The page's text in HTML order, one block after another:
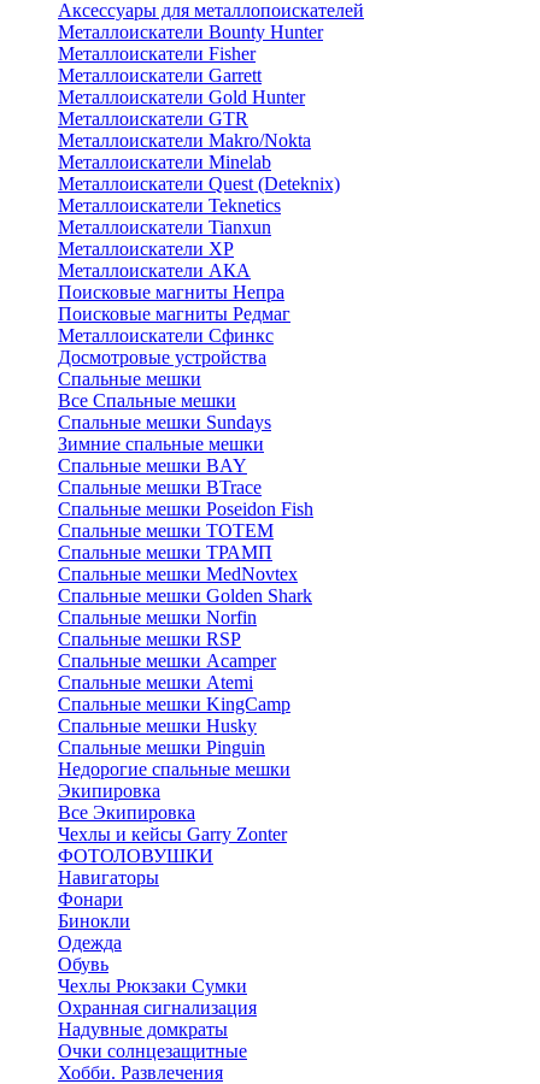
Аксессуары для металлопоискателей
Металлоискатели Bounty Hunter
Металлоискатели Fisher
Металлоискатели Garrett
Металлоискатели Gold Hunter
Металлоискатели GTR
Металлоискатели Makro/Nokta
Металлоискатели Minelab
Металлоискатели Quest (Deteknix)
Металлоискатели Teknetics
Металлоискатели Tianxun
Металлоискатели XP
Металлоискатели АКА
Поисковые магниты Непра
Поисковые магниты Редмаг
Металлоискатели Сфинкс
Досмотровые устройства
Спальные мешки
Все Спальные мешки
Спальные мешки Sundays
Зимние спальные мешки
Спальные мешки BAY
Спальные мешки BTrace
Спальные мешки Poseidon Fish
Спальные мешки ТОТЕМ
Спальные мешки ТРАМП
Cпальные мешки MedNovtex
Спальные мешки Golden Shark
Спальные мешки Norfin
Спальные мешки RSP
Спальные мешки Acamper
Спальные мешки Atemi
Спальные мешки KingCamp
Спальные мешки Husky
Спальные мешки Pinguin
Недорогие спальные мешки
Экипировка
Все Экипировка
Чехлы и кейсы Garry Zonter
ФОТОЛОВУШКИ
Навигаторы
Фонари
Бинокли
Одежда
Обувь
Чехлы Рюкзаки Сумки
Охранная сигнализация
Надувные домкраты
Очки солнцезащитные
Хобби. Развлечения